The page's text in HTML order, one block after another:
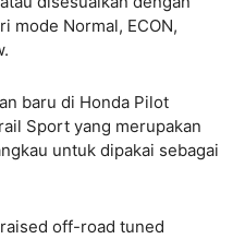
mode Normal, ECON,
baru di Honda Pilot
Sport yang merupakan
untuk dipakai sebagai
off-road tuned